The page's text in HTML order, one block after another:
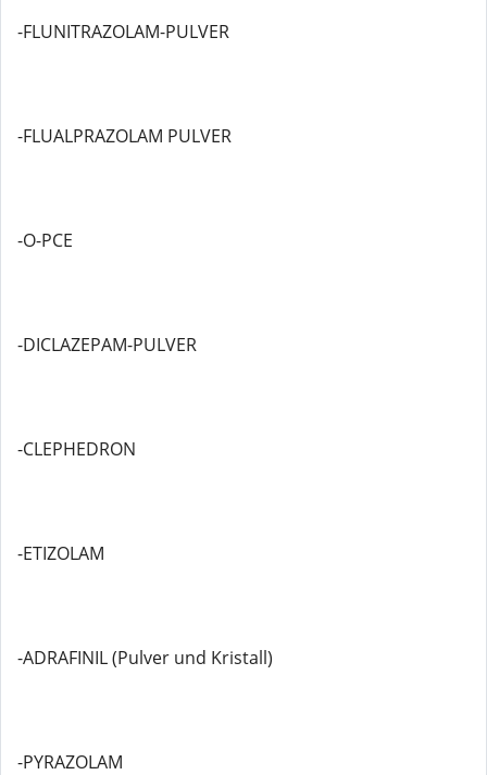
-FLUNITRAZOLAM-PULVER
-FLUALPRAZOLAM PULVER
-O-PCE
-DICLAZEPAM-PULVER
-CLEPHEDRON
-ETIZOLAM
-ADRAFINIL (Pulver und Kristall)
-PYRAZOLAM